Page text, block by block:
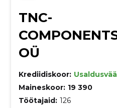
TNC-
OÜ
Krediidiskoor:
Maineskoor: 19 390
Töötajaid: 126